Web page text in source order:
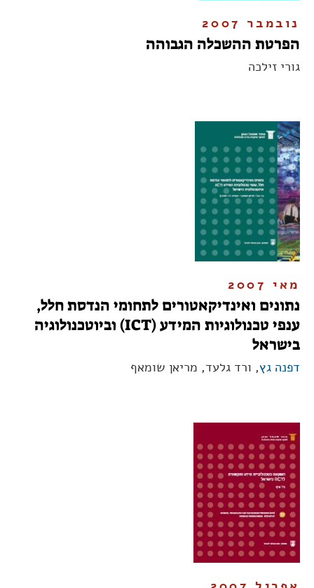
נובמבר 2007
הפרטת ההשכלה הגבוהה
גורי זילכה
מאי 2007
נתונים ואינדיקאטורים לתחומי הנדסת חלל,
ענפי טכנולוגיות המידע (ICT) וביוטכנולוגיה
בישראל
דפנה גץ, ורד גלעד, מריאן שומאף